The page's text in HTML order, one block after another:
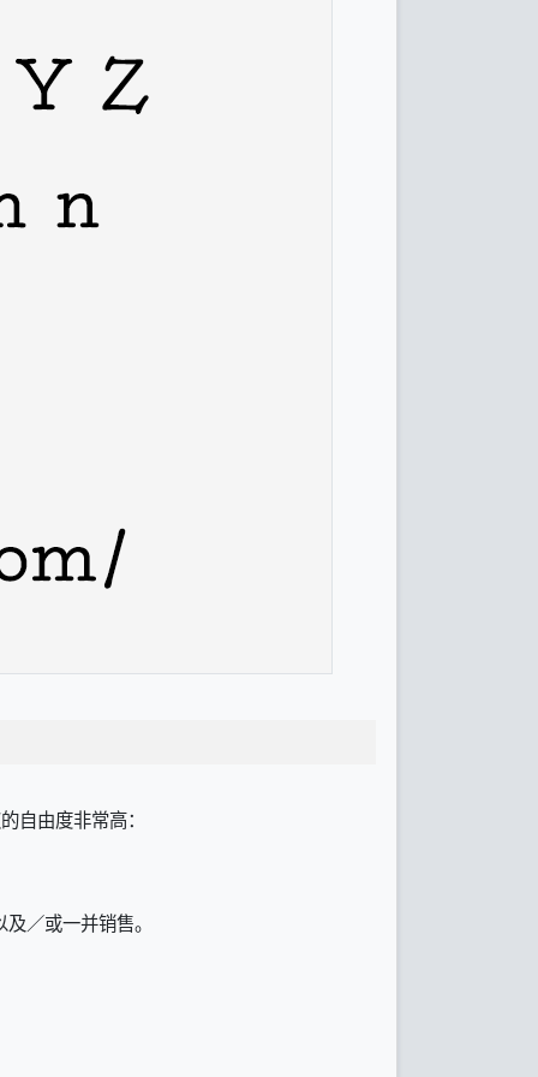
自由度非常高：
／或一并销售。